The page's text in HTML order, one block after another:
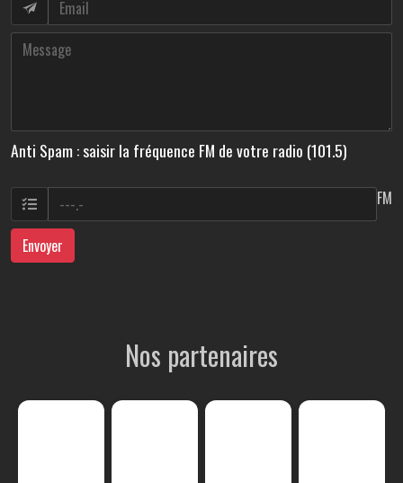
Anti Spam : saisir la fréquence FM de votre radio (101.5)
FM
Envoyer
Nos partenaires